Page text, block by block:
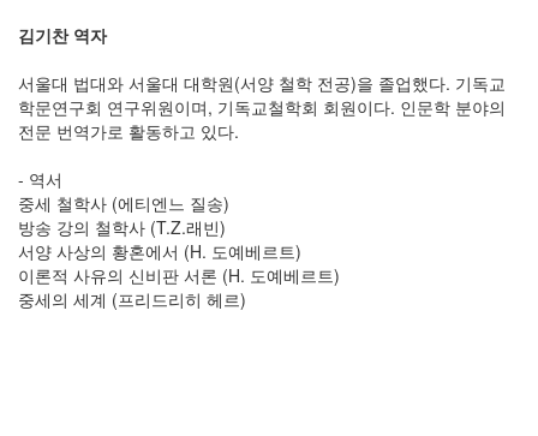
김기찬 역자
서울대 법대와 서울대 대학원(서양 철학 전공)을 졸업했다. 기독교
학문연구회 연구위원이며, 기독교철학회 회원이다. 인문학 분야의
전문 번역가로 활동하고 있다.
- 역서
중세 철학사 (에티엔느 질송)
방송 강의 철학사 (T.Z.래빈)
서양 사상의 황혼에서 (H. 도예베르트)
이론적 사유의 신비판 서론 (H. 도예베르트)
중세의 세계 (프리드리히 헤르)